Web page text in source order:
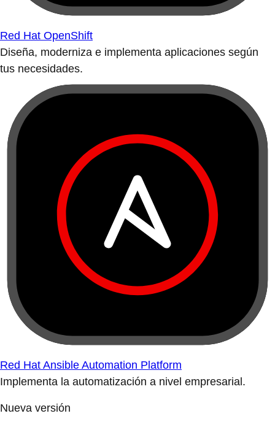
Red Hat OpenShift
Diseña, moderniza e implementa aplicaciones según
tus necesidades.
Red Hat Ansible Automation Platform
Implementa la automatización a nivel empresarial.
Nueva versión